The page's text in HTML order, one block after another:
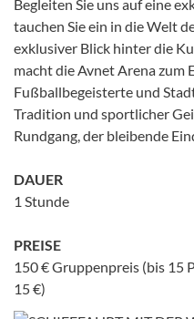
Begleiten Sie uns auf eine
tauchen Sie ein in die Welt
exklusiver Blick hinter die
macht die Avnet Arena zum
Fußballbegeisterte und
Tradition und sportlicher
Rundgang, der bleibende
DAUER
1 Stunde
PREISE
150 € Gruppenpreis (bis 15
15 €)